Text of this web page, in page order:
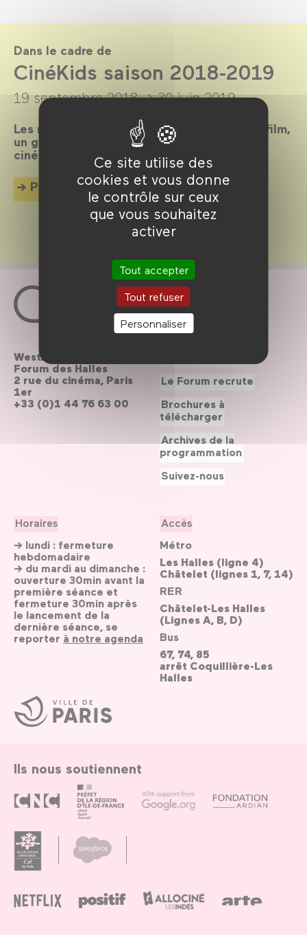
Ce site utilise des
cookies et vous donne
le contrôle sur ceux
que vous souhaitez
activer
Tout accepter
Tout refuser
Personnaliser
Dans le cadre de
CinéKids saison 2018-2019
19 septembre 2018 → 30 juin 2019
Les mercredis et dimanches après-midi, un film,
un goûter et des animations pour tous les
cinéphiles en herbe de 18 mois à 8 ans !
Plus d'info
Ville
de
Paris
Westfield
Forum des Halles
2 rue du cinéma, Paris
1er
+33 (0)1 44 76 63 00
Horaires
→ lundi : fermeture
hebdomadaire
→ du mardi au dimanche :
ouverture 30min avant la
première séance et
fermeture 30min après
le lancement de la
dernière séance, se
reporter à notre agenda
Accès
Métro
Les Halles (ligne 4)
Châtelet (lignes 1, 7, 14)
RER
Châtelet-Les Halles
(Lignes A, B, D)
Bus
67, 74, 85
arrêt Coquillière-Les
Halles
Le Forum recrute
Brochures à
télécharger
Archives de la
programmation
Suivez-nous
Ils nous soutiennent